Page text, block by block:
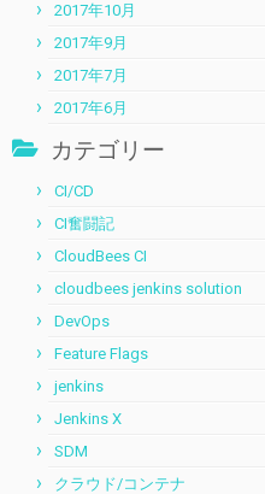
2017年10月
2017年9月
2017年7月
2017年6月
カテゴリー
CI/CD
CI奮闘記
CloudBees CI
cloudbees jenkins solution
DevOps
Feature Flags
jenkins
Jenkins X
SDM
クラウド/コンテナ